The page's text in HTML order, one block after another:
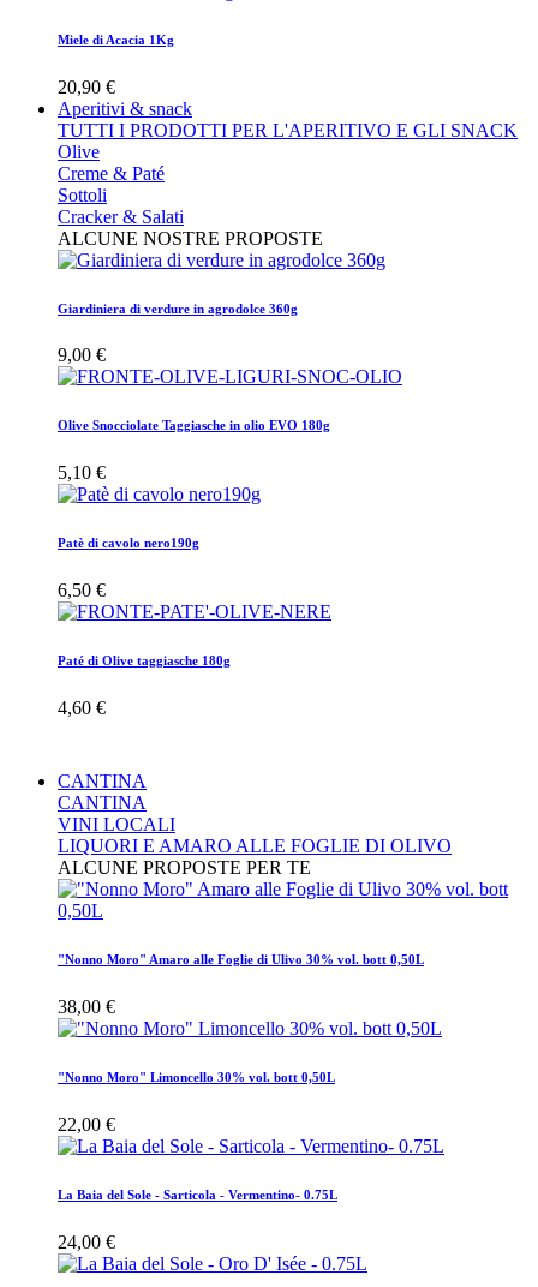
Miele di Acacia 1Kg
20,90 €
Aperitivi & snack
TUTTI I PRODOTTI PER L'APERITIVO E GLI SNACK
Olive
Creme & Paté
Sottoli
Cracker & Salati
ALCUNE NOSTRE PROPOSTE
Giardiniera di verdure in agrodolce 360g
9,00 €
Olive Snocciolate Taggiasche in olio EVO 180g
5,10 €
Patè di cavolo nero190g
6,50 €
Paté di Olive taggiasche 180g
4,60 €
CANTINA
CANTINA
VINI LOCALI
LIQUORI E AMARO ALLE FOGLIE DI OLIVO
ALCUNE PROPOSTE PER TE
"Nonno Moro" Amaro alle Foglie di Ulivo 30% vol. bott 0,50L
38,00 €
"Nonno Moro" Limoncello 30% vol. bott 0,50L
22,00 €
La Baia del Sole - Sarticola - Vermentino- 0.75L
24,00 €